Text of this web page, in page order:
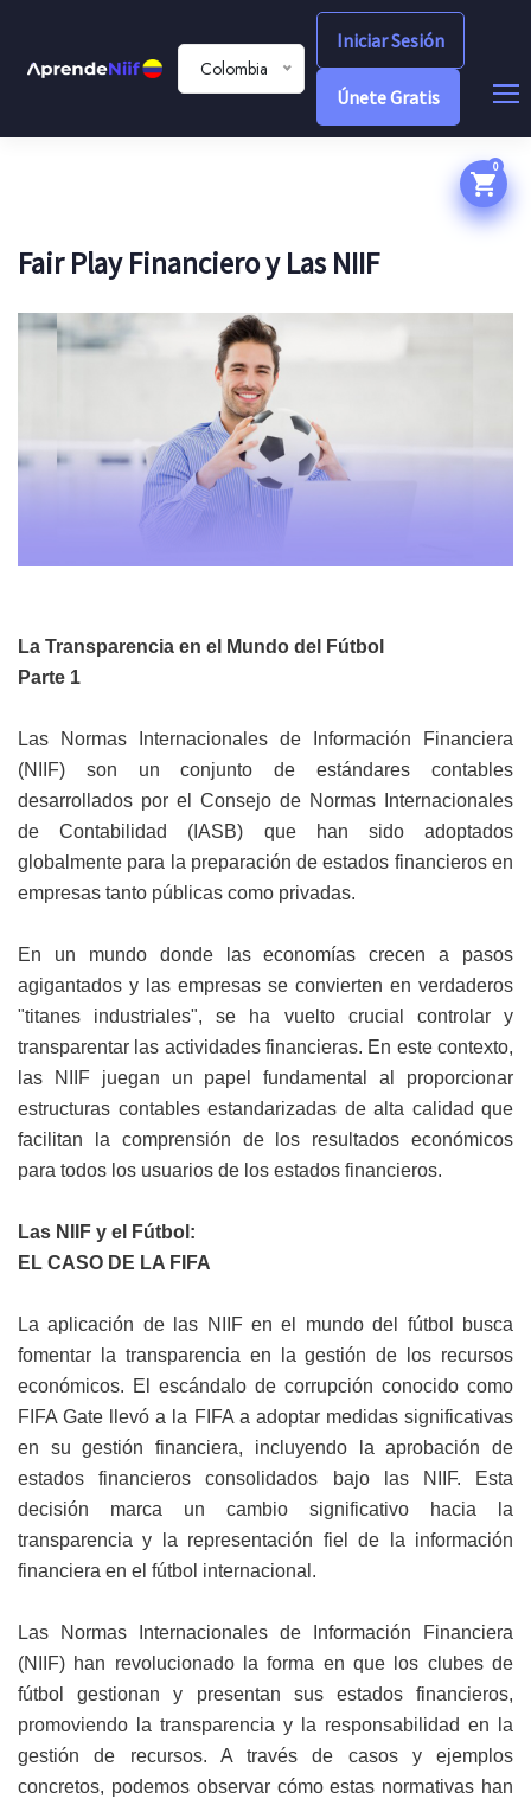
Colombia
Iniciar Sesión
Únete Gratis
0
Fair Play Financiero y Las NIIF
La Transparencia en el Mundo del Fútbol
Parte 1
Las Normas Internacionales de Información Financiera
(NIIF) son un conjunto de estándares contables
desarrollados por el Consejo de Normas Internacionales
de Contabilidad (IASB) que han sido adoptados
globalmente para la preparación de estados financieros en
empresas tanto públicas como privadas.
En un mundo donde las economías crecen a pasos
agigantados y las empresas se convierten en verdaderos
"titanes industriales", se ha vuelto crucial controlar y
transparentar las actividades financieras. En este contexto,
las NIIF juegan un papel fundamental al proporcionar
estructuras contables estandarizadas de alta calidad que
facilitan la comprensión de los resultados económicos
para todos los usuarios de los estados financieros.
Las NIIF y el Fútbol:
EL CASO DE LA FIFA
La aplicación de las NIIF en el mundo del fútbol busca
fomentar la transparencia en la gestión de los recursos
económicos. El escándalo de corrupción conocido como
FIFA Gate llevó a la FIFA a adoptar medidas significativas
en su gestión financiera, incluyendo la aprobación de
estados financieros consolidados bajo las NIIF. Esta
decisión marca un cambio significativo hacia la
transparencia y la representación fiel de la información
financiera en el fútbol internacional.
Las Normas Internacionales de Información Financiera
(NIIF) han revolucionado la forma en que los clubes de
fútbol gestionan y presentan sus estados financieros,
promoviendo la transparencia y la responsabilidad en la
gestión de recursos. A través de casos y ejemplos
concretos, podemos observar cómo estas normativas han